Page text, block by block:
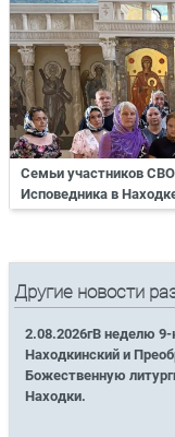
Семьи участников
Исповедника в
Другие новости
2.08.2026гВ неделю
Находкинский и
Божественную
Находки.